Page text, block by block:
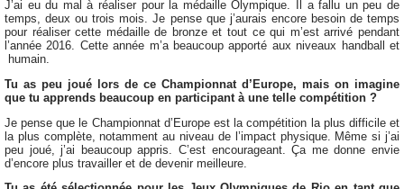
J’ai eu du mal à réaliser pour la médaille Olympique. Il a fallu un peu de
temps, deux ou trois mois. Je pense que j’aurais encore besoin de temps
pour réaliser cette médaille de bronze et tout ce qui m’est arrivé pendant
l’année 2016. Cette année m’a beaucoup apporté aux niveaux handball et
humain.
Tu as peu joué lors de ce Championnat d’Europe, mais on imagine
que tu apprends beaucoup en participant à une telle compétition ?
Je pense que le Championnat d’Europe est la compétition la plus difficile et
la plus complète, notamment au niveau de l’impact physique. Même si j’ai
peu joué, j’ai beaucoup appris. C’est encourageant. Ça me donne envie
d’encore plus travailler et de devenir meilleure.